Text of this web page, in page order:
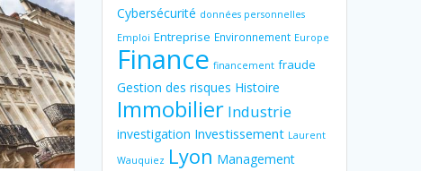
Cybersécurité données personnelles
Emploi Entreprise Environnement Europe
Finance financement fraude
Gestion des risques Histoire
Immobilier Industrie
investigation Investissement Laurent
Wauquiez Lyon Management